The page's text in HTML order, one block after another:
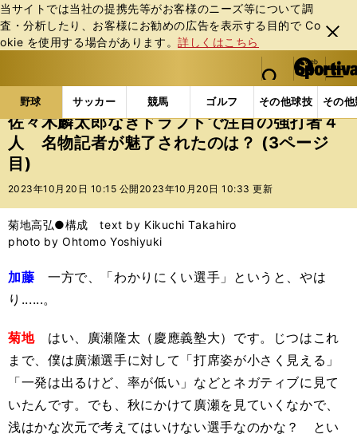
当サイトでは当社の提携先等がお客様のニーズ等について調
査・分析したり、お客様にお勧めの広告を表⽰する⽬的で Co
okie を使⽤する場合があります。詳しくはこちら
閉じ
る
web Sportiva (webスポルティーバ)
検索
マイペ
ー
ジ
メニュ
野球 サッカー 競馬 ゴルフ その他球技 その
b
ス
ポ
ル
テ
ー
バ
野球の記事一覧 プロ野球 佐々木麟太郎なきドラフ
佐々木麟太郎なきドラフトで注目の強打者４
人 名物記者が魅了されたのは？ (3ページ
目)
2023年10月20日 10:15 公開 2023年10月20日 10:33 更新
菊地高弘●構成 text by Kikuchi Takahiro
photo by Ohtomo Yoshiyuki
加藤 一方で、「わかりにくい選手」というと、やは
り......。
菊地はい、廣瀬隆太（慶應義塾大）です。じつはこれ
まで、僕は廣瀬選手に対して「打席姿が小さく見える」
「一発は出るけど、率が低い」などとネガティブに見て
いたんです。でも、秋にかけて廣瀬を見ていくなかで、
浅はかな次元で考えてはいけない選手なのかな？ とい